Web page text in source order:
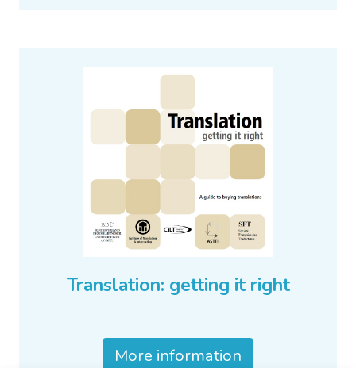
Translation: getting it right
More information